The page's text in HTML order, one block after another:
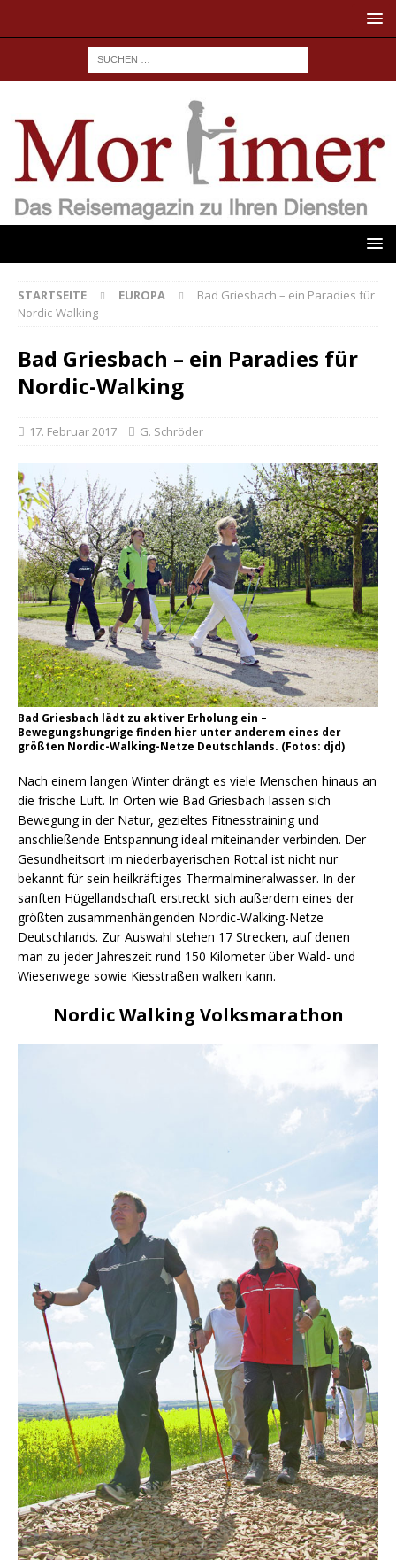
STARTSEITE EUROPA
Bad Griesbach – ein Paradies für
Nordic-Walking
Bad Griesbach – ein Paradies für
Nordic-Walking
17. Februar 2017 G. Schröder
Bad Griesbach lädt zu aktiver Erholung ein –
Bewegungshungrige finden hier unter anderem eines der
größten Nordic-Walking-Netze Deutschlands. (Fotos: djd)
Nach einem langen Winter drängt es viele Menschen hinaus an
die frische Luft. In Orten wie Bad Griesbach lassen sich
Bewegung in der Natur, gezieltes Fitnesstraining und
anschließende Entspannung ideal miteinander verbinden. Der
Gesundheitsort im niederbayerischen Rottal ist nicht nur
bekannt für sein heilkräftiges Thermalmineralwasser. In der
sanften Hügellandschaft erstreckt sich außerdem eines der
größten zusammenhängenden Nordic-Walking-Netze
Deutschlands. Zur Auswahl stehen 17 Strecken, auf denen
man zu jeder Jahreszeit rund 150 Kilometer über Wald- und
Wiesenwege sowie Kiesstraßen walken kann.
Nordic Walking Volksmarathon